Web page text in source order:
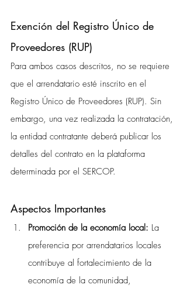
Exención del Registro Único de
Proveedores (RUP)
Para ambos casos descritos, no se requiere
que el arrendatario esté inscrito en el
Registro Único de Proveedores (RUP). Sin
embargo, una vez realizada la contratación,
la entidad contratante deberá publicar los
detalles del contrato en la plataforma
determinada por el SERCOP.
Aspectos Importantes
Promoción de la economía local: La
preferencia por arrendatarios locales
contribuye al fortalecimiento de la
economía de la comunidad,